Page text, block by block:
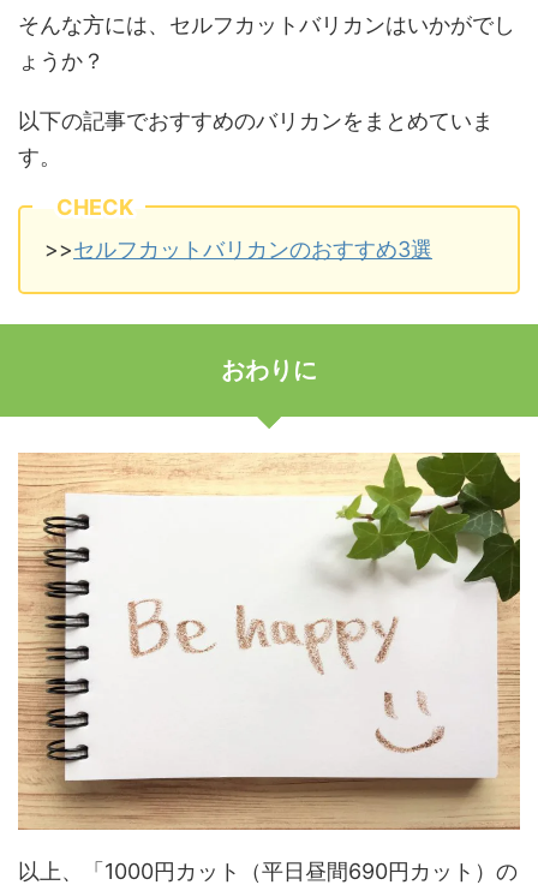
そんな方には、セルフカットバリカンはいかがでし
ょうか？
以下の記事でおすすめのバリカンをまとめていま
す。
CHECK
>>セルフカットバリカンのおすすめ3選
おわりに
以上、「1000円カット（平日昼間690円カット）の